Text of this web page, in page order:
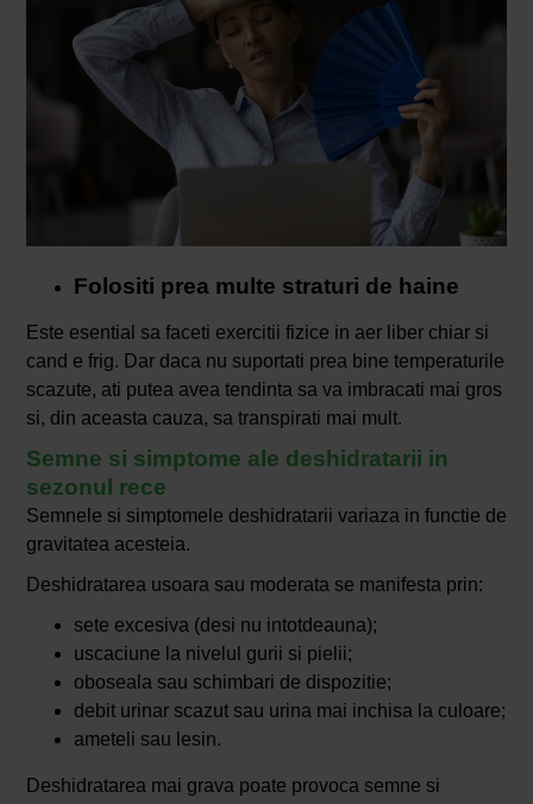
Folositi prea multe straturi de haine
Este esential sa faceti exercitii fizice in aer liber chiar si
cand e frig. Dar daca nu suportati prea bine temperaturile
scazute, ati putea avea tendinta sa va imbracati mai gros
si, din aceasta cauza, sa transpirati mai mult.
Semne si simptome ale deshidratarii in
sezonul rece
Semnele si simptomele deshidratarii variaza in functie de
gravitatea acesteia.
Deshidratarea usoara sau moderata se manifesta prin:
sete excesiva (desi nu intotdeauna);
uscaciune la nivelul gurii si pielii;
oboseala sau schimbari de dispozitie;
debit urinar scazut sau urina mai inchisa la culoare;
ameteli sau lesin.
Deshidratarea mai grava poate provoca semne si